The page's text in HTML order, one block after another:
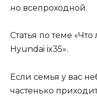
но всепроходной.
Статья по теме
Hyundai ix35».
Если семья у вас
частенько